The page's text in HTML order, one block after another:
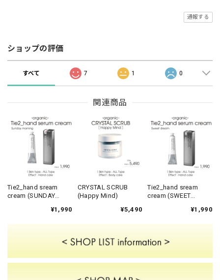
通報する
ショップの評価
すべて 7 1 0
関連商品
Tie2_hand sream
cream (SUNDAY
¥1,990
CRYSTAL SCRUB
(Happy Mind)
¥5,490
Tie2_hand sream
cream (SWEET
¥1,990